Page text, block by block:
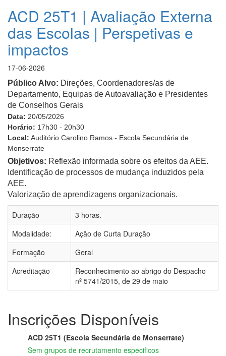
ACD 25T1 | Avaliação Externa
das Escolas | Perspetivas e
impactos
17-06-2026
Público Alvo: Direções, Coordenadores/as de
Departamento, Equipas de Autoavaliação e Presidentes
de Conselhos Gerais
Data: 20/05/2026
Horário: 17h30 - 20h30
Local: Auditório Carolino Ramos - Escola Secundária de
Monserrate
Objetivos: Reflexão informada sobre os efeitos da AEE.
Identificação de processos de mudança induzidos pela
AEE.
Valorização de aprendizagens organizacionais.
Duração
3 horas.
Modalidade:
Ação de Curta Duração
Formação
Geral
Acreditação
Reconhecimento ao abrigo do Despacho
nº 5741/2015, de 29 de maio
Inscrições Disponíveis
ACD 25T1 (Escola Secundária de Monserrate)
Sem grupos de recrutamento especificos